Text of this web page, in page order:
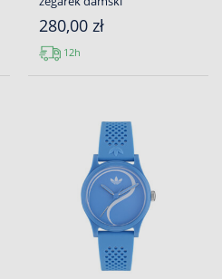
280,00 zł
12h